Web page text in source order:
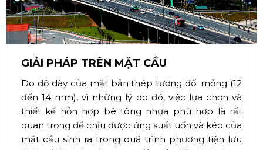
GIẢI PHÁP TRÊN MẶT CẦU
Do độ dày của mặt bản thép tương đối mỏng (12
đến 14 mm), vì những lý do đó, việc lựa chọn và
thiết kế hỗn hợp bê tông nhựa phù hợp là rất
quan trọng để chịu được ứng suất uốn và kéo của
mặt cầu sinh ra trong quá trình phương tiện lưu